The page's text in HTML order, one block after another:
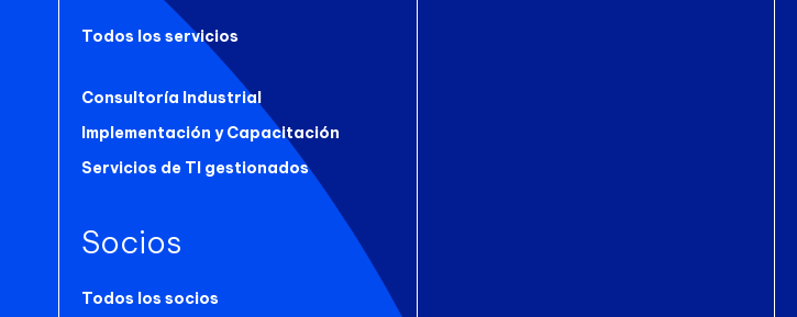
Todos los servicios
Consultoría Industrial
Implementación y Capacitación
Servicios de TI gestionados
Socios
Todos los socios